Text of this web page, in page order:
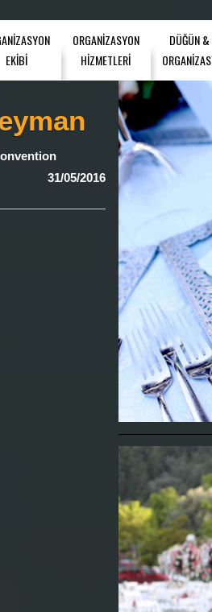
EKİBİ
ORGANİZASYON
HİZMETLERİ
DÜĞÜN
31/05/2016